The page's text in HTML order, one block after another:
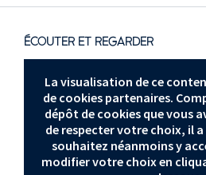
ÉCOUTER ET REGARDER
La visualisation de ce
de cookies partenaires.
dépôt de cookies que vous
de respecter votre choix, il
souhaitez néanmoins y
modifier votre choix en